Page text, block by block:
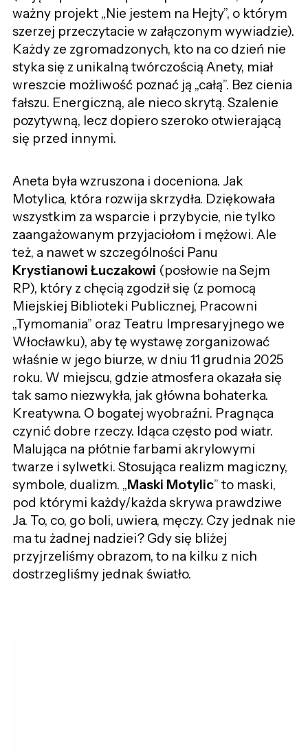
ważny projekt „Nie jestem na Hejty”, o którym
szerzej przeczytacie w załączonym wywiadzie).
Każdy ze zgromadzonych, kto na co dzień nie
styka się z unikalną twórczością Anety, miał
wreszcie możliwość poznać ją „całą”. Bez cienia
fałszu. Energiczną, ale nieco skrytą. Szalenie
pozytywną, lecz dopiero szeroko otwierającą
się przed innymi.
Aneta była wzruszona i doceniona. Jak
Motylica, która rozwija skrzydła. Dziękowała
wszystkim za wsparcie i przybycie, nie tylko
zaangażowanym przyjaciołom i mężowi. Ale
też, a nawet w szczególności Panu
Krystianowi Łuczakowi (posłowie na Sejm
RP), który z chęcią zgodził się (z pomocą
Miejskiej Biblioteki Publicznej, Pracowni
„Tymomania” oraz Teatru Impresaryjnego we
Włocławku), aby tę wystawę zorganizować
właśnie w jego biurze, w dniu 11 grudnia 2025
roku. W miejscu, gdzie atmosfera okazała się
tak samo niezwykła, jak główna bohaterka.
Kreatywna. O bogatej wyobraźni. Pragnąca
czynić dobre rzeczy. Idąca często pod wiatr.
Malująca na płótnie farbami akrylowymi
twarze i sylwetki. Stosująca realizm magiczny,
symbole, dualizm. „Maski Motylic” to maski,
pod którymi każdy/każda skrywa prawdziwe
Ja. To, co, go boli, uwiera, męczy. Czy jednak nie
ma tu żadnej nadziei? Gdy się bliżej
przyjrzeliśmy obrazom, to na kilku z nich
dostrzegliśmy jednak światło.